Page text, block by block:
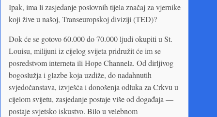
Ipak, ima li zasjedanje poslovnih tijela značaj za vjernike
koji žive u našoj, Transeuropskoj diviziji (TED)?
Dok će se gotovo 60.000 do 70.000 ljudi okupiti u St.
Louisu, milijuni iz cijelog svijeta pridružit će im se
posredstvom interneta ili Hope Channela. Od dirljivog
bogoslužja i glazbe koja uzdiže, do nadahnutih
svjedočanstava, izvješća i donošenja odluka za Crkvu u
cijelom svijetu, zasjedanje postaje više od događaja —
postaje svjetsko iskustvo. Bilo u velebnom